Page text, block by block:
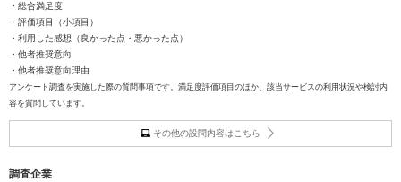
・総合満足度
・評価項目（小項目）
・利用した感想（良かった点・悪かった点）
・他者推奨意向
・他者推奨意向理由
アンケート調査を実施した際の質問事項です。満足度評価項目のほか、該当サービスの利用状況や検討内
容を質問しています。
その他の設問内容はこちら
調査企業